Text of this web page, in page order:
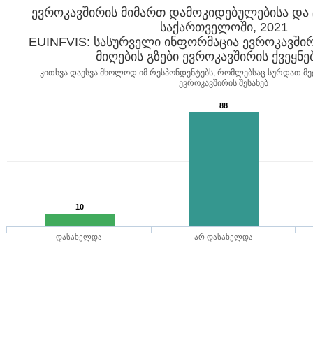
ევროკავშირის მიმართ დამოკიდებულებისა და
საქართველოში, 2021
EUINFVIS: სასურველი ინფორმაცია
კითხვა დაესვა მხოლოდ იმ რესპონდენტებს, რომლებსაც სურდათ
ევროკავშირის შესახებ
10
88
დასახელდა არ დასახელდა